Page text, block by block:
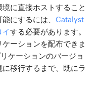
に直接ホストすること
にするには、 Catalyst
イする必要があります。
ーションを配布できま
ケーションのバージョ
移行するまで、既にラ